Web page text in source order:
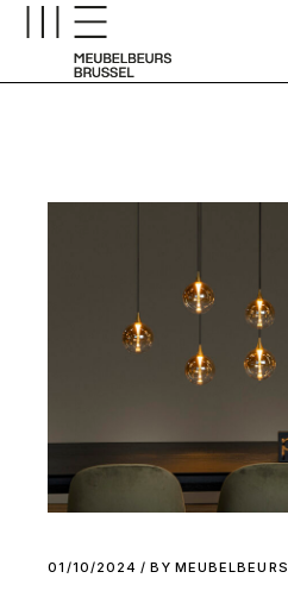
01/10/2024 BY MEUBELBEURS